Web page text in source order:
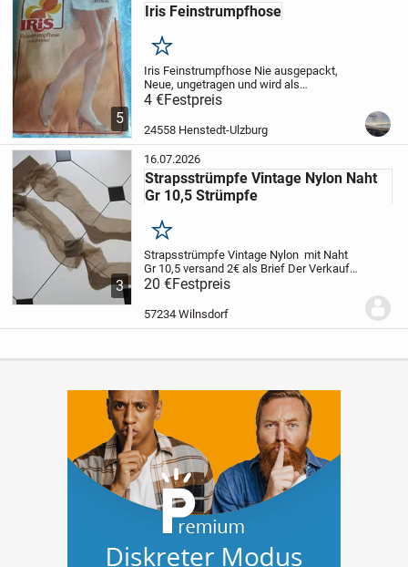
5
Iris Feinstrumpfhose
Merken
Iris Feinstrumpfhose Nie ausgepackt,
Neue, ungetragen und wird als
ungetragen verkauft
Hauttonfarbe.
4 €Festpreis
24558 Henstedt-Ulzburg
3
16.07.2026
Strapsstrümpfe Vintage Nylon Naht
Gr 10,5 Strümpfe
Merken
Strapsstrümpfe Vintage Nylon mit Naht
Gr 10,5 versand 2€ als Brief Der Verkauf
erfolgt unter Ausschluß jeglicher
Gewährleistung.
20 €Festpreis
57234 Wilnsdorf